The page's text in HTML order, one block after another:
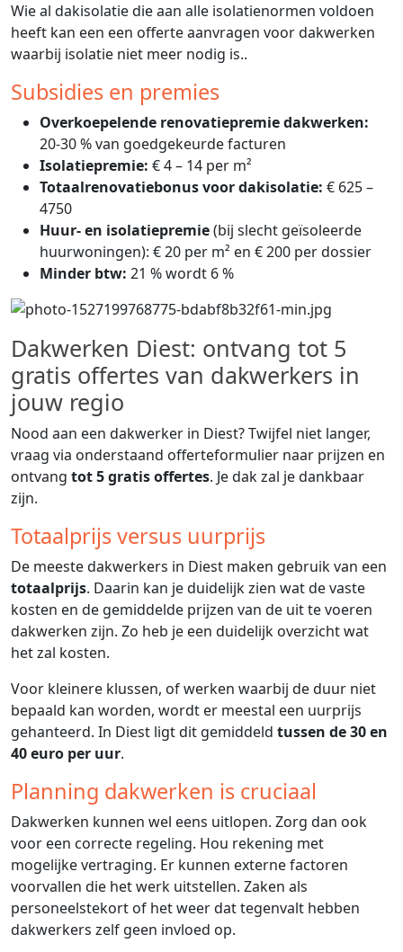
Wie al dakisolatie die aan alle isolatienormen voldoen
heeft kan een een offerte aanvragen voor dakwerken
waarbij isolatie niet meer nodig is..
Subsidies en premies
Overkoepelende renovatiepremie dakwerken:
20-30 % van goedgekeurde facturen
Isolatiepremie: € 4 – 14 per m²
Totaalrenovatiebonus voor dakisolatie: € 625 –
4750
Huur- en isolatiepremie(bij slecht geïsoleerde
huurwoningen): € 20 per m² en € 200 per dossier
Minder btw: 21 % wordt 6 %
Dakwerken Diest: ontvang tot 5
gratis offertes van dakwerkers in
jouw regio
Nood aan een dakwerker in Diest? Twijfel niet langer,
vraag via onderstaand offerteformulier naar prijzen en
ontvang tot 5 gratis offertes. Je dak zal je dankbaar
zijn.
Totaalprijs versus uurprijs
De meeste dakwerkers in Diest maken gebruik van een
totaalprijs. Daarin kan je duidelijk zien wat de vaste
kosten en de gemiddelde prijzen van de uit te voeren
dakwerken zijn. Zo heb je een duidelijk overzicht wat
het zal kosten.
Voor kleinere klussen, of werken waarbij de duur niet
bepaald kan worden, wordt er meestal een uurprijs
gehanteerd. In Diest ligt dit gemiddeld tussen de 30 en
40 euro per uur.
Planning dakwerken is cruciaal
Dakwerken kunnen wel eens uitlopen. Zorg dan ook
voor een correcte regeling. Hou rekening met
mogelijke vertraging. Er kunnen externe factoren
voorvallen die het werk uitstellen. Zaken als
personeelstekort of het weer dat tegenvalt hebben
dakwerkers zelf geen invloed op.